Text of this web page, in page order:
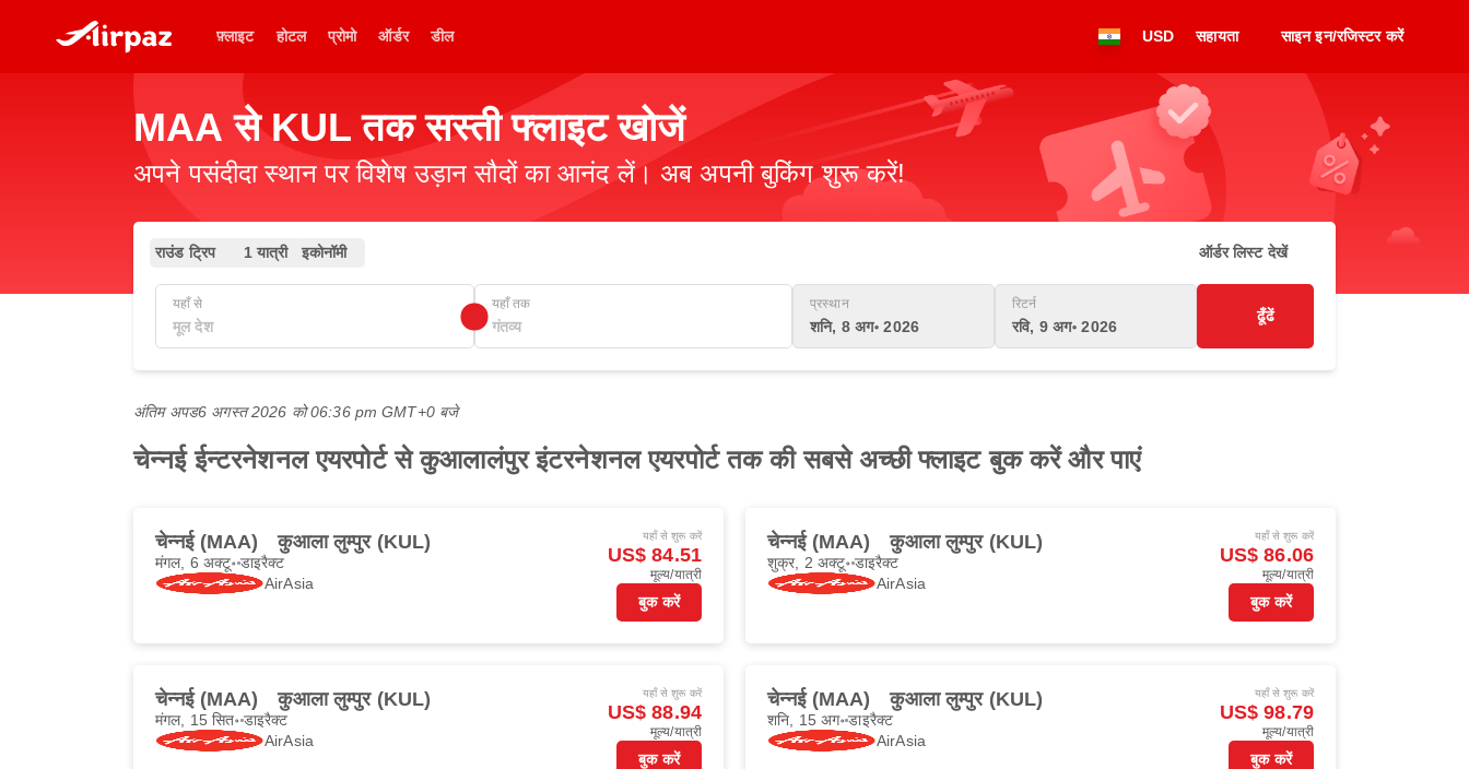
फ़्लाइट होटल प्रोमो ऑर्डर डील USD सहायता साइन इन/रजिस्टर करें
MAA से KUL तक सस्ती फ्लाइट खोजें
अपने पसंदीदा स्थान पर विशेष उड़ान सौदों का आनंद लें। अब अपनी बुकिंग शुरू करें!
राउंड ट्रिप 1 यात्री इकोनॉमी ऑर्डर लिस्ट देखें
यहाँ से यहाँ तक प्रस्थान
शनि, 8 अग॰ 2026
रिटर्न
रवि, 9 अग॰ 2026
ढूँढें
अंतिम अपड6 अगस्त 2026 को 06:36 pm GMT+0 बजे
चेन्नई ईन्टरनेशनल एयरपोर्ट से कुआलालंपुर इंटरनेशनल एयरपोर्ट तक की सबसे अच्छी फ्लाइट बुक करें और पाएं
चेन्नई (MAA) कुआला लुम्पुर (KUL)
मंगल, 6 अक्टू॰ डाइरैक्ट
AirAsia
यहाँ से शुरू करें
US$ 84.51
मूल्य/यात्री
बुक करें
चेन्नई (MAA) कुआला लुम्पुर (KUL)
शुक्र, 2 अक्टू॰ डाइरैक्ट
AirAsia
यहाँ से शुरू करें
US$ 86.06
मूल्य/यात्री
बुक करें
चेन्नई (MAA) कुआला लुम्पुर (KUL)
मंगल, 15 सित॰ डाइरैक्ट
AirAsia
यहाँ से शुरू करें
US$ 88.94
मूल्य/यात्री
बुक करें
चेन्नई (MAA) कुआला लुम्पुर (KUL)
शनि, 15 अग॰डाइरैक्ट
AirAsia
यहाँ से शुरू करें
US$ 98.79
मूल्य/यात्री
बुक करें